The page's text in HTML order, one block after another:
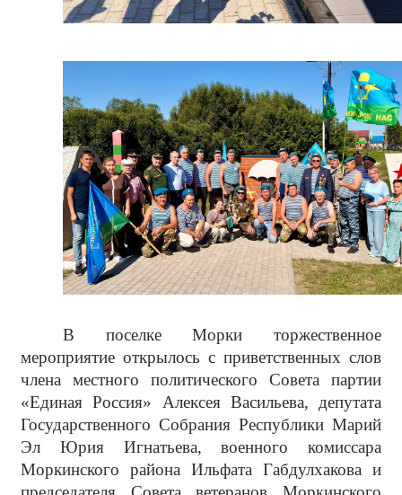
В поселке Морки торжественное
мероприятие открылось с приветственных слов
члена местного политического Совета партии
«Единая Россия» Алексея Васильева, депутата
Государственного Собрания Республики Марий
Эл Юрия Игнатьева, военного комиссара
Моркинского района Ильфата Габдулхакова и